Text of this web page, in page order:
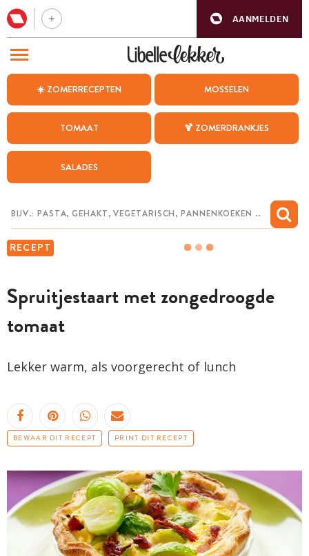
AANMELDEN
☀️ ZOMERRECEPTEN MOSSELEN
TOMAAT 🍹 ZOMERDRANKJES
SALADES
RECEPT
Spruitjestaart met zongedroogde
tomaat
Lekker warm, als voorgerecht of lunch
BEWAAR DIT RECEPT PRINT DIT RECEPT
BEZOEK ONZE ANDERE WEBSITES
WEEKMENU
CHAT MET MAIA
MIJN BEWAARDE RECEPTEN